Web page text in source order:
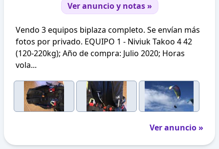
Ver anuncio y notas »
Vendo 3 equipos biplaza completo. Se envían más
fotos por privado. EQUIPO 1 - Niviuk Takoo 4 42
(120-220kg); Año de compra: Julio 2020; Horas
vola...
Ver anuncio »